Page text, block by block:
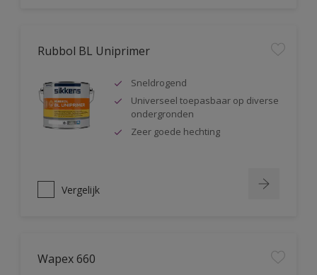
Rubbol BL Uniprimer
Sneldrogend
Universeel toepasbaar op diverse
ondergronden
Zeer goede hechting
Vergelijk
Wapex 660